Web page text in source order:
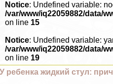
Notice: Undefined variable:
/var/www/iq22059882/data/
on line 15
Notice: Undefined variable:
/var/www/iq22059882/data/
on line 19
У ребенка жидкий стул: